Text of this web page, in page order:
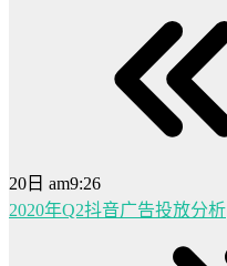
20日 am9:26
2020年Q2抖音广告投放分析